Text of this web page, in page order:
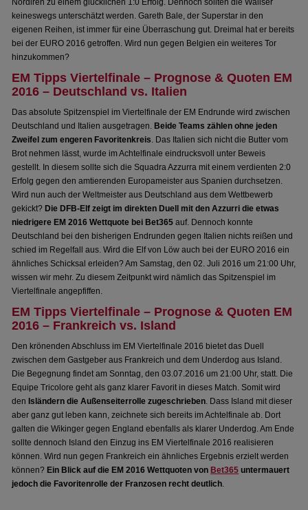
Nordiren zu einem glücklichen 1:0 Erfolg. Dennoch sollten die Waliser
keineswegs unterschätzt werden. Gareth Bale, der Superstar in den
eigenen Reihen, ist immer für eine Überraschung gut. Dreimal hat er bereits
bei der EURO 2016 getroffen. Wird nun gegen Belgien ein weiteres Tor
hinzukommen?
EM Tipps Viertelfinale – Prognose & Quoten EM
2016 – Deutschland vs. Italien
Das absolute Spitzenspiel im Viertelfinale der EM Endrunde wird zwischen
Deutschland und Italien ausgetragen. Beide Teams zählen ohne jeden
Zweifel zum engeren Favoritenkreis. Das Italien sich nicht die Butter vom
Brot nehmen lässt, wurde im Achtelfinale eindrucksvoll unter Beweis
gestellt. In diesem sollte sich die Squadra Azzurra mit einem verdienten 2:0
Erfolg gegen den amtierenden Europameister aus Spanien durchsetzen.
Wird nun auch der Weltmeister aus Deutschland aus dem Wettbewerb
gekickt? Die DFB-Elf zeigt im direkten Duell mit den Azzurri die etwas
niedrigere EM 2016 Wettquote bei Bet365 auf. Dennoch konnte
Deutschland bei den bisherigen Endrunden gegen Italien nichts reißen und
schied im Regelfall aus. Wird die Elf von Löw auch bei der EURO 2016 ein
ähnliches Schicksal erleiden? Am Samstag, den 02. Juli 2016 um 21:00 Uhr,
wissen wir mehr. Zu diesem Zeitpunkt wird nämlich das Spitzenspiel im
Viertelfinale angepfiffen.
EM Tipps Viertelfinale – Prognose & Quoten EM
2016 – Frankreich vs. Island
Den krönenden Abschluss im EM Viertelfinale 2016 bietet das Duell
zwischen dem Gastgeber aus Frankreich und dem Underdog aus Island.
Die Begegnung findet am Sonntag, den 03.07.2016 um 21:00 Uhr, statt. Die
Equipe Tricolore geht als ganz klarer Favorit in dieses Match. Somit wird
den Isländern die Außenseiterrolle zugeschrieben. Dass Island mit dieser
aber ganz gut leben kann, zeichnete sich bereits im Achtelfinale ab. Dort
galten die Wikinger gegen England ebenfalls als klarer Underdog. Am Ende
sollte dennoch Island den Einzug ins EM Viertelfinale 2016 realisieren
können. Wird nun gegen Frankreich ein ähnliches Ergebnis erzielt werden
können? Ein Blick auf die EM 2016 Wettquoten von Bet365 untermauert
jedoch die Favoritenrolle der Franzosen recht deutlich.